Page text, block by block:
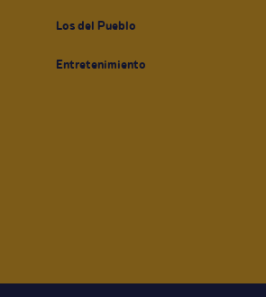
Los del Pueblo
Entretenimiento